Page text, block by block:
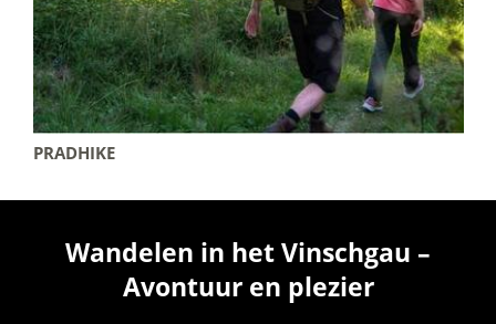
PRADHIKE
Wandelen in het Vinschgau –
Avontuur en plezier